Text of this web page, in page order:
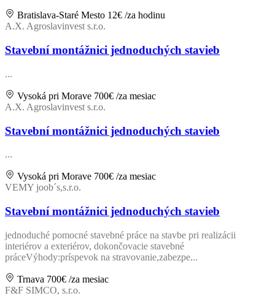
Bratislava-Staré Mesto 12€ /za hodinu
A.X. Agroslavinvest s.r.o.
Stavební montážnici jednoduchých stavieb
...
Vysoká pri Morave 700€ /za mesiac
A.X. Agroslavinvest s.r.o.
Stavební montážnici jednoduchých stavieb
...
Vysoká pri Morave 700€ /za mesiac
VEMY joob´s,s.r.o.
Stavební montážnici jednoduchých stavieb
jednoduché pomocné stavebné práce na stavbe pri realizácii
interiérov a exteriérov, dokončovacie stavebné
práceVýhody:príspevok na stravovanie,zabezpe...
Trnava 700€ /za mesiac
F&F SIMCO, s.r.o.